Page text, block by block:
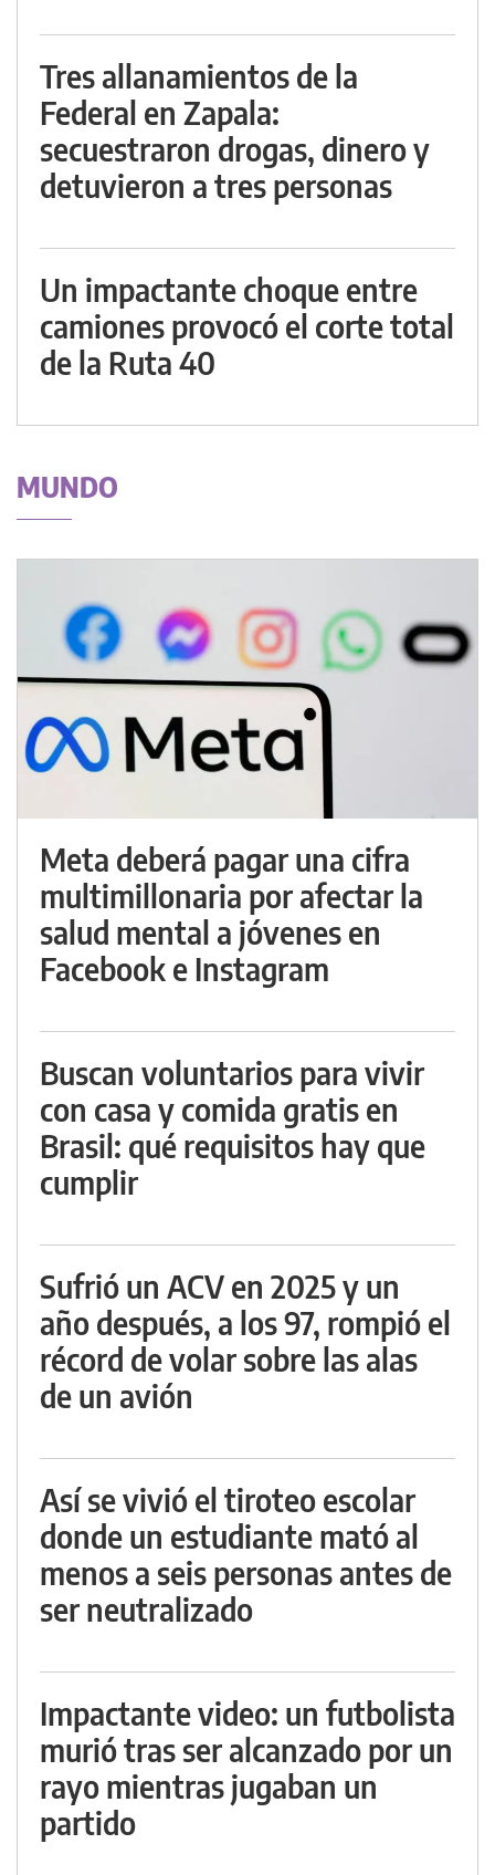
Tres allanamientos de la
Federal en Zapala:
secuestraron drogas, dinero y
detuvieron a tres personas
Un impactante choque entre
camiones provocó el corte total
de la Ruta 40
MUNDO
Meta deberá pagar una cifra
multimillonaria por afectar la
salud mental a jóvenes en
Facebook e Instagram
Buscan voluntarios para vivir
con casa y comida gratis en
Brasil: qué requisitos hay que
cumplir
Sufrió un ACV en 2025 y un
año después, a los 97, rompió el
récord de volar sobre las alas
de un avión
Así se vivió el tiroteo escolar
donde un estudiante mató al
menos a seis personas antes de
ser neutralizado
Impactante video: un futbolista
murió tras ser alcanzado por un
rayo mientras jugaban un
partido